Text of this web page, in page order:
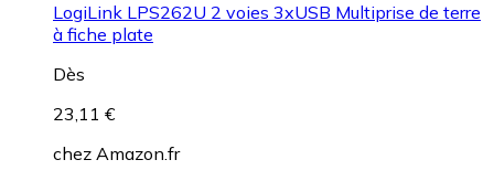
LogiLink LPS262U 2 voies 3xUSB Multiprise de terre
à fiche plate
Dès
23,11 €
chez Amazon.fr